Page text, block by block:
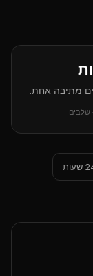
מתיבה אחת.
שלבים